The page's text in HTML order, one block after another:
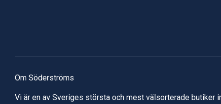
Om Söderströms
Vi är en av Sveriges största och mest välsorterade butiker